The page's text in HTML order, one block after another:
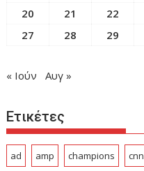
20
21 22
27
28 29
« Ιούν Αυγ »
Ετικέτες
ad amp champions cnn